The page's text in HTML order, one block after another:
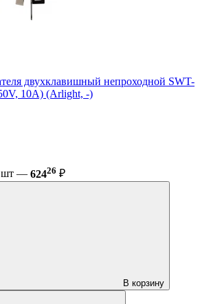
двухклавишный непроходной SWT-
10A) (Arlight, -)
шт — 62426 ₽
В корзину